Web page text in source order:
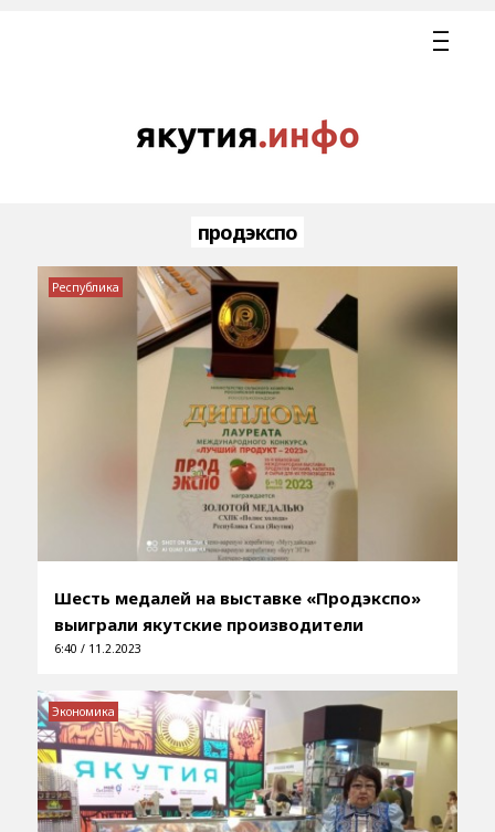
продэкспо
Шесть медалей на выставке «Продэкспо»
выиграли якутские производители
6:40 / 11.2.2023
Республика
Экономика